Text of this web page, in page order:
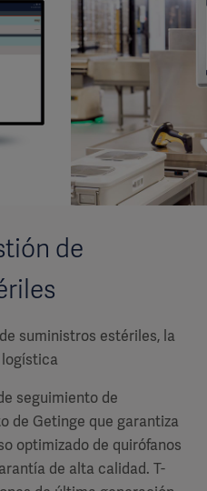
de
suministros estériles, la
seguimiento de
de Getinge que garantiza
optimizado de quirófanos
de alta calidad. T-